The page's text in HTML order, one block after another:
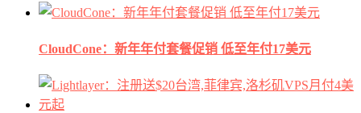
CloudCone：新年年付套餐促销 低至年付17美元